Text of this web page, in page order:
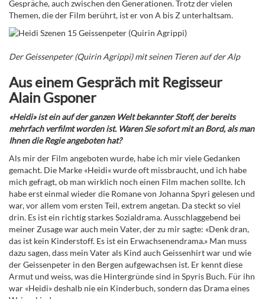
Gespräche, auch zwischen den Generationen. Trotz der vielen
Themen, die der Film berührt, ist er von A bis Z unterhaltsam.
Der Geissenpeter (Quirin Agrippi) mit seinen Tieren auf der Alp
Aus einem Gespräch mit Regisseur
Alain Gsponer
«Heidi» ist ein auf der ganzen Welt bekannter Stoff, der bereits
mehrfach verfilmt worden ist. Waren Sie sofort mit an Bord, als man
Ihnen die Regie angeboten hat?
Als mir der Film angeboten wurde, habe ich mir viele Gedanken
gemacht. Die Marke «Heidi« wurde oft missbraucht, und ich habe
mich gefragt, ob man wirklich noch einen Film machen sollte. Ich
habe erst einmal wieder die Romane von Johanna Spyri gelesen und
war, vor allem vom ersten Teil, extrem angetan. Da steckt so viel
drin. Es ist ein richtig starkes Sozialdrama. Ausschlaggebend bei
meiner Zusage war auch mein Vater, der zu mir sagte: «Denk dran,
das ist kein Kinderstoff. Es ist ein Erwachsenendrama.» Man muss
dazu sagen, dass mein Vater als Kind auch Geissenhirt war und wie
der Geissenpeter in den Bergen aufgewachsen ist. Er kennt diese
Armut und weiss, was die Hintergründe sind in Spyris Buch. Für ihn
war «Heidi» deshalb nie ein Kinderbuch, sondern das Drama eines